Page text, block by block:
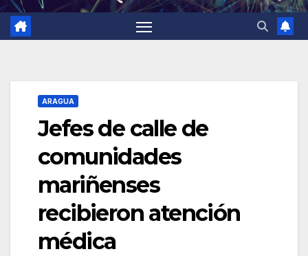
ARAGUA
Jefes de calle de
comunidades
mariñenses
recibieron atención
médica